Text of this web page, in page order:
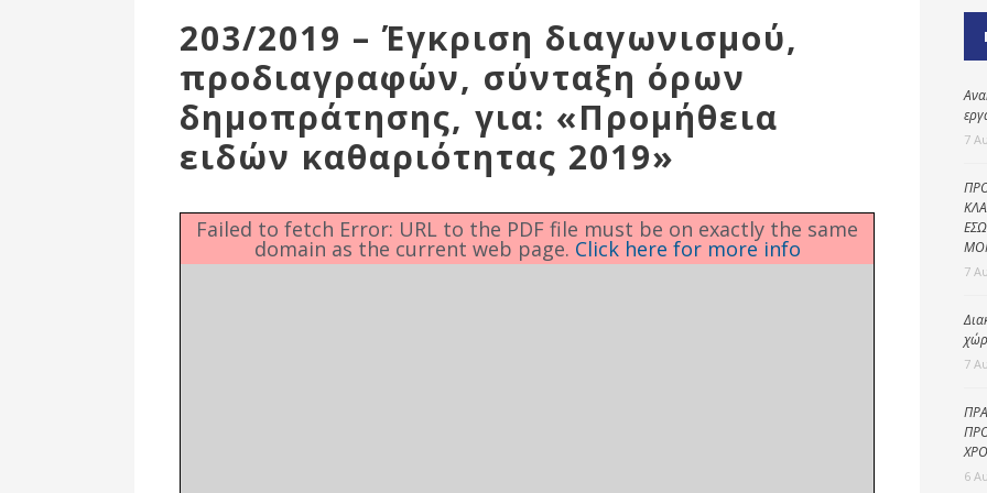
Δημοτικές
Ενότητες
προστασία
203/2019 – Έγκριση διαγωνισμού,
προδιαγραφών, σύνταξη όρων
δημοπράτησης, για: «Προμήθεια
ειδών καθαριότητας 2019»
Failed to fetch Error: URL to the PDF file must be on exactly the same
domain as the current web page. Click here for more info
7
7
7
6